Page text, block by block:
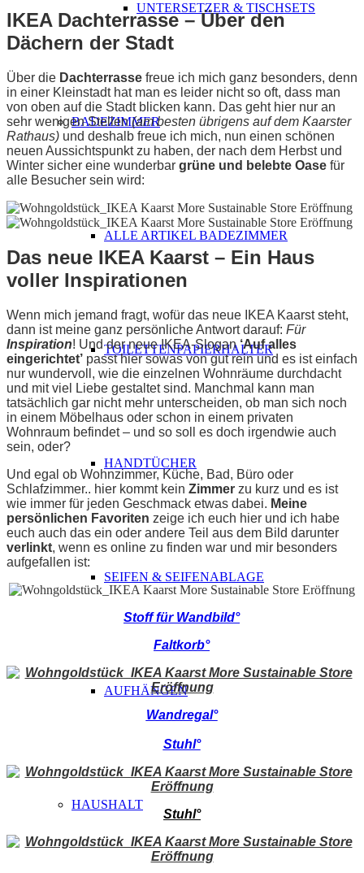
UNTERSETZER & TISCHSETS
BADEZIMMER
ALLE ARTIKEL BADEZIMMER
TOILETTENPAPIERHALTER
HANDTÜCHER
SEIFEN & SEIFENABLAGE
AUFHÄNGEN
HAUSHALT
IKEA Dachterrasse – Über den
Dächern der Stadt
Über die Dachterrasse freue ich mich ganz besonders, denn
in einer Kleinstadt hat man es leider nicht so oft, dass man
von oben auf die Stadt blicken kann. Das geht hier nur an
sehr wenigen Stellen(am besten übrigens auf dem Kaarster
Rathaus) und deshalb freue ich mich, nun einen schönen
neuen Aussichtspunkt zu haben, der nach dem Herbst und
Winter sicher eine wunderbar grüne und belebte Oase für
alle Besucher sein wird:
Das neue IKEA Kaarst – Ein Haus
voller Inspirationen
Wenn mich jemand fragt, wofür das neue IKEA Kaarst steht,
dann ist meine ganz persönliche Antwort darauf: Für
Inspiration! Und der neue IKEA-Slogan ‘Auf alles
eingerichtet’ passt hier sowas von gut rein und es ist einfach
nur wundervoll, wie die einzelnen Wohnräume durchdacht
und mit viel Liebe gestaltet sind. Manchmal kann man
tatsächlich gar nicht mehr unterscheiden, ob man sich noch
in einem Möbelhaus oder schon in einem privaten
Wohnraum befindet – und so soll es doch irgendwie auch
sein, oder?
Und egal ob Wohnzimmer, Küche, Bad, Büro oder
Schlafzimmer.. hier kommt kein Zimmer zu kurz und es ist
wie immer für jeden Geschmack etwas dabei. Meine
persönlichen Favoriten zeige ich euch hier und ich habe
euch auch das ein oder andere Teil aus dem Bild darunter
verlinkt, wenn es online zu finden war und mir besonders
aufgefallen ist:
Stoff für Wandbild°
Faltkorb°
Wandregal°
Stuhl°
Stuhl°